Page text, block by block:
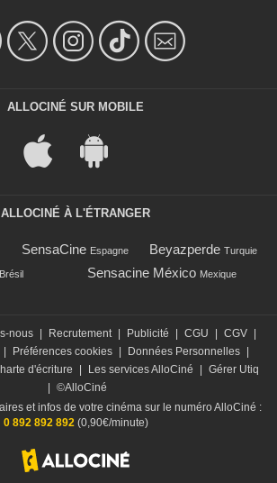
ALLOCINÉ SUR MOBILE
ALLOCINÉ À L'ÉTRANGER
SensaCine Espagne Beyazperde Turquie
Brésil Sensacine México Mexique
nous | Recrutement | Publicité | CGU | CGV |
| Préférences cookies | Données Personnelles |
d'écriture | Les services AlloCiné | Gérer Utiq
| ©AlloCiné
et infos de votre cinéma sur le numéro AlloCiné :
0 892 892 892 (0,90€/minute)